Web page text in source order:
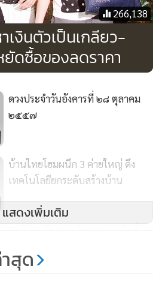
กค้า ชาวไทย ทั้งกลุ่มลูกค้าโครงการ
มิเนียม อาคารสำนักงาน และยังรวม
ที่ต้องการต่อเติมบ้าน แต่ติดปัญหาที่
นโลยีล่าสุดที่นำมาจัดแสดงในงาน
อบโจทย์ลูกค้าที่มีเนื้อที่จำกัด ที่ดินมี
นแนวราบเป็นต้นทุนที่สูงเกินไป ไม่
ม กล่าวเสริม
266,138
เงินตัวเป็นเกลียว-
ดซื้อของลดราคา
ดวงประจำวันอังคารที่ ๒๘ ตุลาคม
๒๕๕๗
บ้านไทยโฮมผนึก 3 ค่ายใหญ่ ดึง
เทคโนโลยียกระดับสร้างบ้าน
“ซูฉี” เตรียมทุ่มเงินกวาดลิขสิทธิ์
แสดงเพิ่มเติม
สุด